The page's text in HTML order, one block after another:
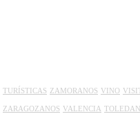
TURÍSTICAS ZAMORANOS VINO
ZARAGOZANOS VALENCIA